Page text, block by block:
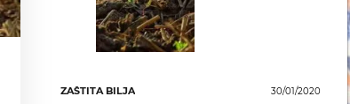
ZAŠTITA BILJA 30/01/2020